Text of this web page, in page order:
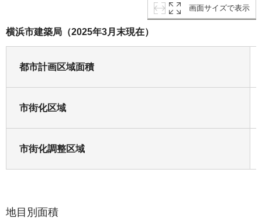
画面サイズで表示
横浜市建築局（2025年3月末現在）
都市計画区域面積
市街化区域
市街化調整区域
地目別面積